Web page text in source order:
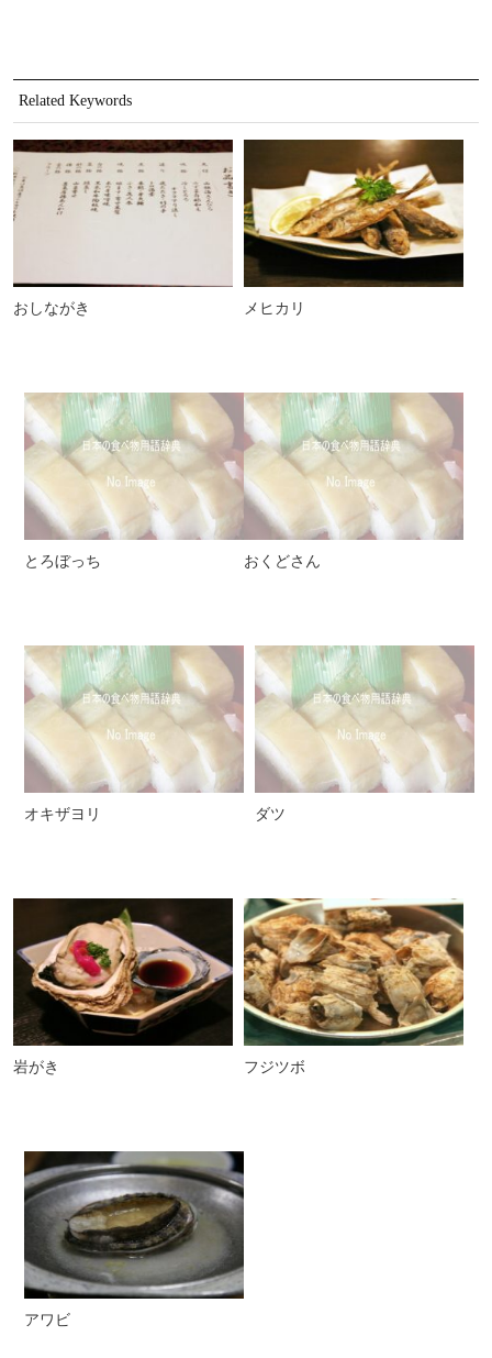
Related Keywords
おしながき メヒカリ
とろぼっち おくどさん
オキザヨリ ダツ
岩がき フジツボ
アワビ